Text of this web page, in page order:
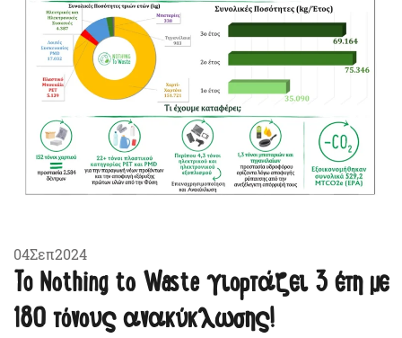
04Σεπ2024
To Nothing to Waste γιορτάζει 3 έτη με
180 τόνους ανακύκλωσης!